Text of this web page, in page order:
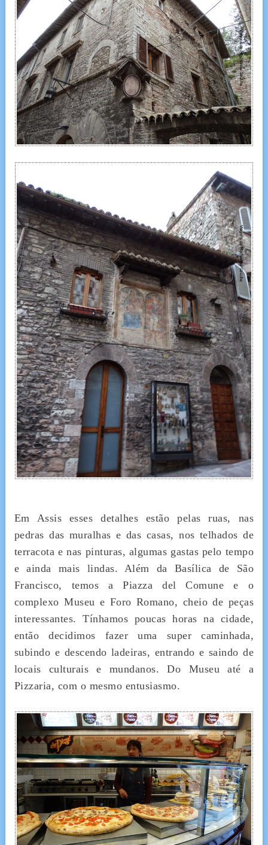
Em Assis esses detalhes estão pelas ruas, nas
pedras das muralhas e das casas, nos telhados de
terracota e nas pinturas, algumas gastas pelo tempo
e ainda mais lindas. Além da Basílica de São
Francisco, temos a Piazza del Comune e o
complexo Museu e Foro Romano, cheio de peças
interessantes. Tínhamos poucas horas na cidade,
então decidimos fazer uma super caminhada,
subindo e descendo ladeiras, entrando e saindo de
locais culturais e mundanos. Do Museu até a
Pizzaria, com o mesmo entusiasmo.